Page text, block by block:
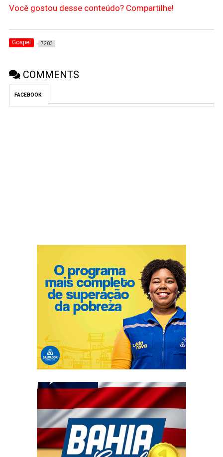
Você gostou desse conteúdo? Compartilhe!
Gospel 7203
COMMENTS
FACEBOOK: